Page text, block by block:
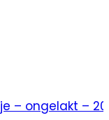
– ongelakt –